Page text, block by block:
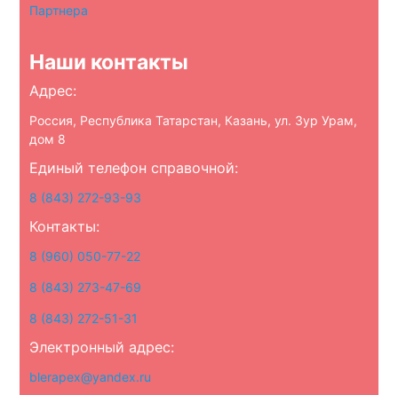
Партнера
Наши контакты
Адрес:
Россия, Республика Татарстан, Казань, ул. Зур Урам,
дом 8
Единый телефон справочной:
8 (843) 272-93-93
Контакты:
8 (960) 050-77-22
8 (843) 273-47-69
8 (843) 272-51-31
Электронный адрес:
blerapex@yandex.ru